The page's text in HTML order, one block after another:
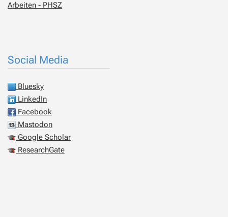
Arbeiten - PHSZ
Social Media
Bluesky
LinkedIn
Facebook
Mastodon
Google Scholar
ResearchGate